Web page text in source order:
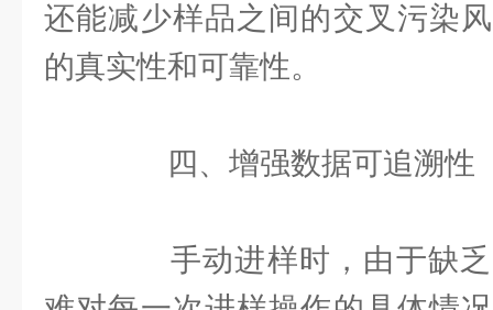
还能减少样品之间的交叉污染
的真实性和可靠性。
四、增强数据可追溯性
手动进样时，由于缺乏